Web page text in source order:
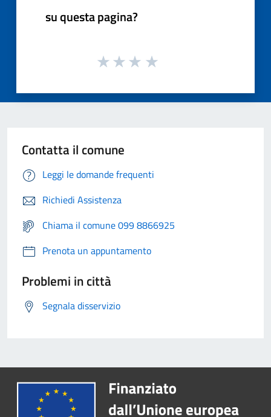
su questa pagina?
Contatta il comune
Leggi le domande frequenti
Richiedi Assistenza
Chiama il comune 099 8866925
Prenota un appuntamento
Problemi in città
Segnala disservizio